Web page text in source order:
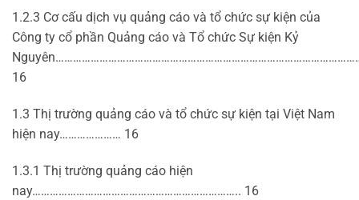
1.2.3 Cơ cấu dịch vụ quảng cáo và tổ chức sự kiện của
Công ty cổ phần Quảng cáo và Tổ chức Sự kiện Kỷ
16
1.3 Thị trường quảng cáo và tổ chức sự kiện tại Việt Nam
hiện nay………………… 16
1.3.1 Thị trường quảng cáo hiện
nay…………………………………………………………….. 16